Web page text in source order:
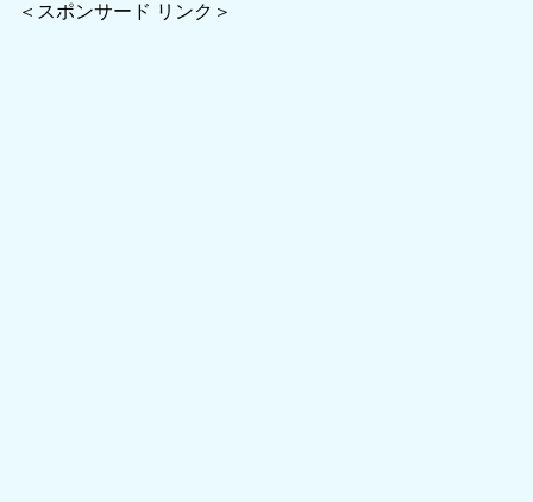
＜スポンサード リンク＞